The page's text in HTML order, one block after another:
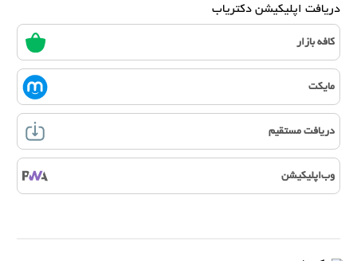
دریافت اپلیکیشن دکتریاب
کافه بازار
مایکت
دریافت مستقیم
وب‌اپلیکیشن